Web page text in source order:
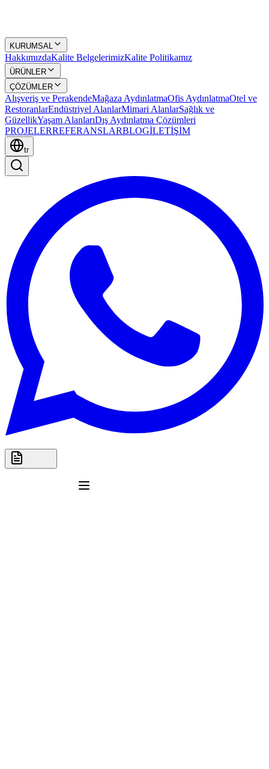
KURUMSAL
HakkımızdaKalite BelgelerimizKalite Politikamız
ÜRÜNLER
ÇÖZÜMLER
Alışveriş ve PerakendeMağaza AydınlatmaOfis AydınlatmaOtel ve
RestoranlarEndüstriyel AlanlarMimari AlanlarSağlık ve
GüzellikYaşam AlanlarıDış Aydınlatma Çözümleri
PROJELERREFERANSLARBLOGİLETİŞİM
tr